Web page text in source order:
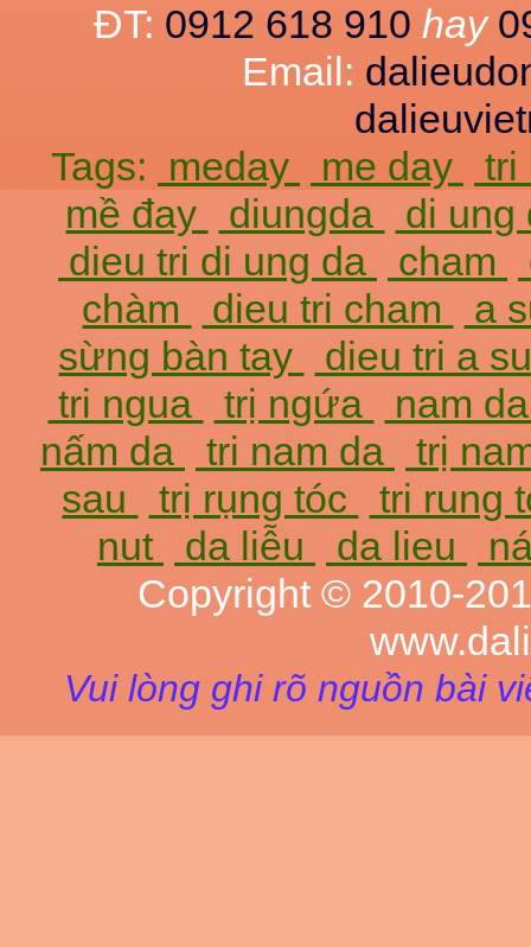
ĐT: 0912 618 910 hay
Email:
Tags: meday me day
tri
mề đay
diungda
di
dieu tri di ung da
cham
chàm
dieu tri cham
a
sừng bàn tay
dieu tri a
tri ngua
trị ngứa
nam
nấm da
tri nam da
trị
sau
trị rụng tóc
tri rung
nut
da liễu da lieu
Copyright © 2010-
Vui lòng ghi rõ nguồn bài